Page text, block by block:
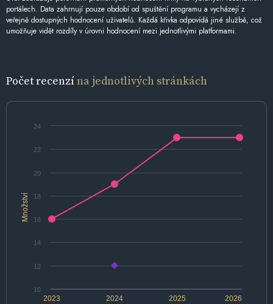
portálech. Data zahrnují pouze období od spuštění programu a vycházejí z
veřejně dostupných hodnocení uživatelů. Každá křivka odpovídá jiné službě, což
umožňuje vidět rozdíly v úrovni hodnocení mezi jednotlivými platformami.
Počet recenzína jednotlivých stránkách
Množství
2024 2026
2023 2025
10
12
14
16
18
20
22
24